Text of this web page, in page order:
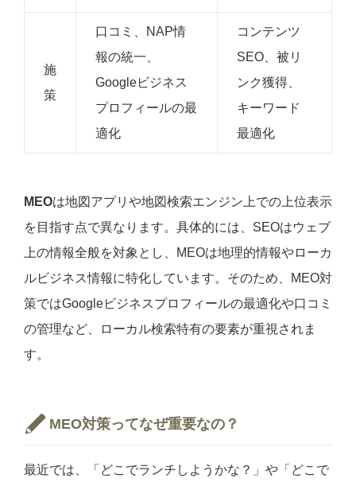
施
策
口コミ、NAP情
報の統一、
Googleビジネス
プロフィールの最
適化
コンテンツ
SEO、被リ
ンク獲得、
キーワード
最適化
MEOは地図アプリや地図検索エンジン上での上位表示
を目指す点で異なります。具体的には、SEOはウェブ
上の情報全般を対象とし、MEOは地理的情報やローカ
ルビジネス情報に特化しています。そのため、MEO対
策ではGoogleビジネスプロフィールの最適化や口コミ
の管理など、ローカル検索特有の要素が重視されま
す。
MEO対策ってなぜ重要なの？
最近では、「どこでランチしようかな？」や「どこで